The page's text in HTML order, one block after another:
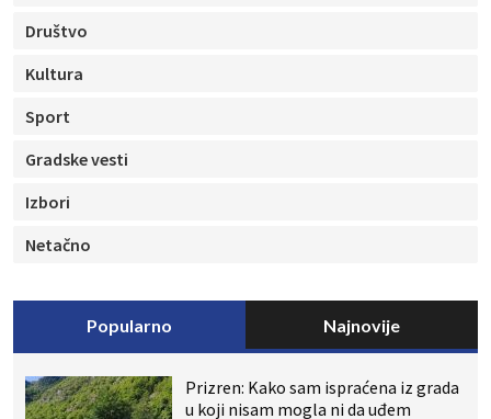
Društvo
Kultura
Sport
Gradske vesti
Izbori
Netačno
Popularno Najnovije
Prizren: Kako sam ispraćena iz grada
u koji nisam mogla ni da uđem